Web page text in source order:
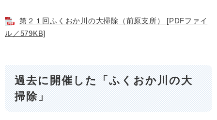
第２１回ふくおか川の大掃除（前原支所） [PDFファイ
ル／579KB]
過去に開催した「ふくおか川の大
掃除」